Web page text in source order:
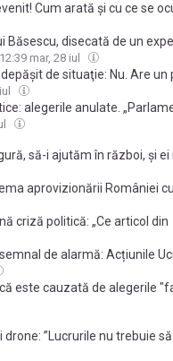
Cum arată și cu ce se
Băsescu, disecată de un
12:39 mar, 28 iul
de situaţie: Nu. Are un
alegerile anulate.
să-i ajutăm în război, și
aprovizionării României
ar trebui ca transportul să
criză politică: „Ce articol din
înainte de votul din
de alarmă: Acțiunile
este cauzată de alegerile
”Lucrurile nu trebuie
roiuri”